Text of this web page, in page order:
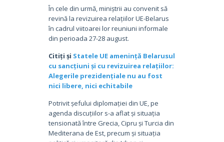
În cele din urmă, miniștrii au convenit să
revină la revizuirea relațiilor UE-Belarus
în cadrul viitoarei lor reuniuni informale
din perioada 27-28 august.
Citiți și Statele UE amenință Belarusul
cu sancțiuni și cu revizuirea relațiilor:
Alegerile prezidențiale nu au fost
nici libere, nici echitabile
Potrivit șefului diplomației din UE, pe
agenda discuțiilor s-a aflat și situația
tensionată între Grecia, Cipru și Turcia din
Mediterana de Est, precum și situația